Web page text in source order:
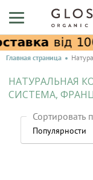
Главная страница
НАТУРАЛЬНАЯ
СИСТЕМА,
Сортировать